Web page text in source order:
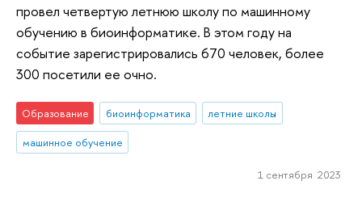
провел четвертую летнюю школу по машинному
обучению в биоинформатике. В этом году на
событие зарегистрировались 670 человек, более
300 посетили ее очно.
Образование биоинформатика
летние школы
машинное обучение
1 сентября 2023